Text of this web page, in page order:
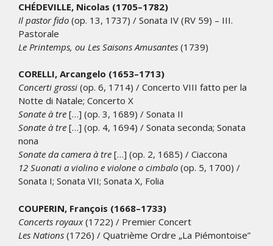
CHÉDEVILLE, Nicolas (1705–1782)
Il pastor fido (op. 13, 1737) / Sonata IV (RV 59) – III.
Pastorale
Le Printemps, ou Les Saisons Amusantes (1739)
CORELLI, Arcangelo (1653–1713)
Concerti grossi (op. 6, 1714) / Concerto VIII fatto per la
Notte di Natale; Concerto X
Sonate à tre […] (op. 3, 1689) / Sonata II
Sonate à tre […] (op. 4, 1694) / Sonata seconda; Sonata
nona
Sonate da camera à tre […] (op. 2, 1685) / Ciaccona
12 Suonati a violino e violone o cimbalo (op. 5, 1700) /
Sonata I; Sonata VII; Sonata X, Folia
COUPERIN, François (1668–1733)
Concerts royaux(1722) / Premier Concert
Les Nations (1726) / Quatrième Ordre „La Piémontoise”